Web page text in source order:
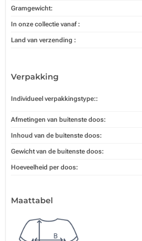
Gramgewicht:
In onze collectie vanaf :
Land van verzending :
Verpakking
Individueel verpakkingstype::
Afmetingen van buitenste doos:
Inhoud van de buitenste doos:
Gewicht van de buitenste doos:
Hoeveelheid per doos:
Maattabel